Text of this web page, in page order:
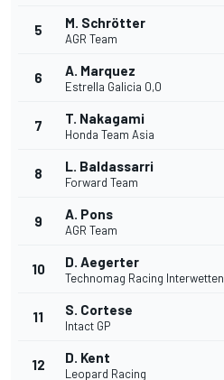
5 M. Schrötter
AGR Team
6 A. Marquez
Estrella Galicia 0,0
7 T. Nakagami
Honda Team Asia
8 L. Baldassarri
Forward Team
9 A. Pons
AGR Team
10 D. Aegerter
Technomag Racing Interwetten
11 S. Cortese
Intact GP
12 D. Kent
Leopard Racing